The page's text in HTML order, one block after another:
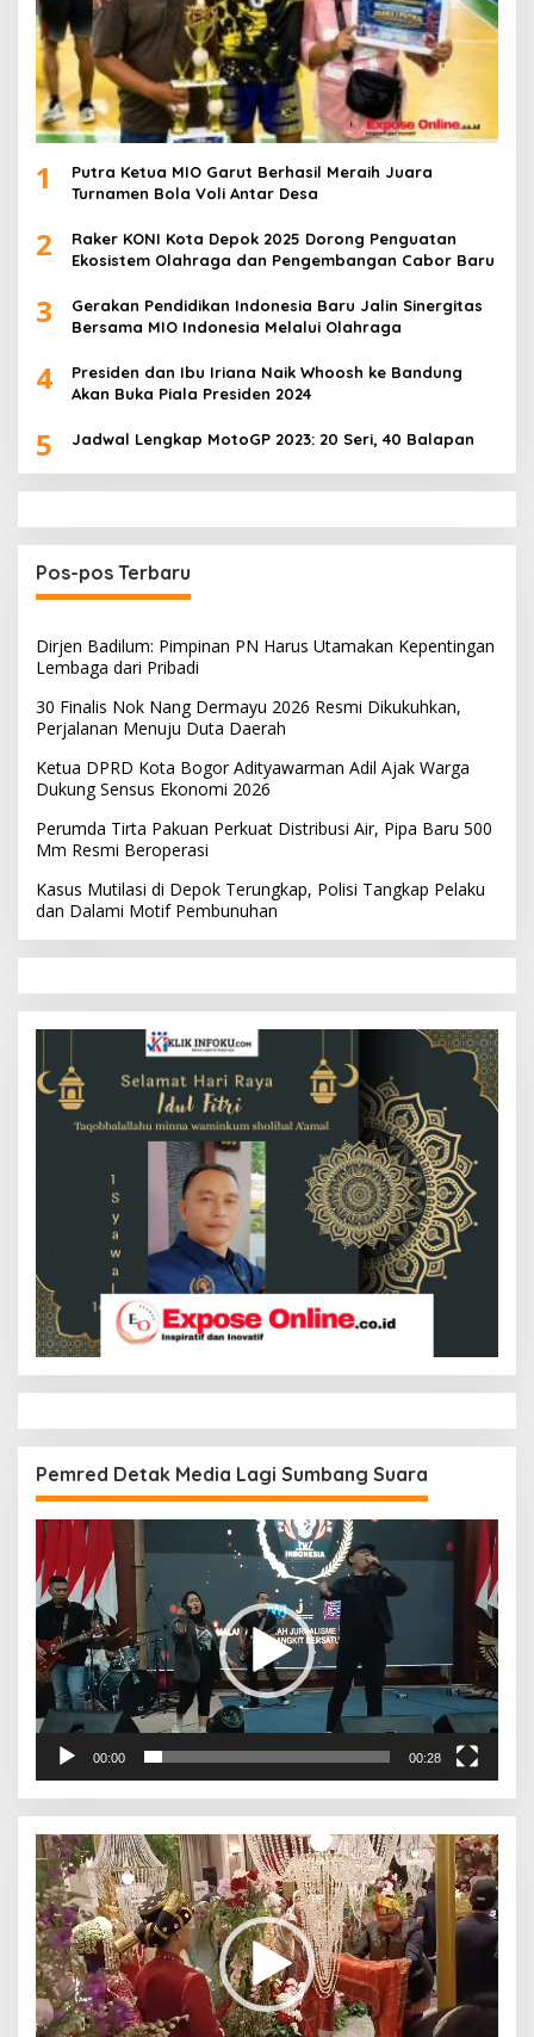
1
Putra Ketua MIO Garut Berhasil Meraih Juara
Turnamen Bola Voli Antar Desa
2
Raker KONI Kota Depok 2025 Dorong Penguatan
Ekosistem Olahraga dan Pengembangan Cabor Baru
3
Gerakan Pendidikan Indonesia Baru Jalin Sinergitas
Bersama MIO Indonesia Melalui Olahraga
4
Presiden dan Ibu Iriana Naik Whoosh ke Bandung
Akan Buka Piala Presiden 2024
5 Jadwal Lengkap MotoGP 2023: 20 Seri, 40 Balapan
Pos-pos Terbaru
Dirjen Badilum: Pimpinan PN Harus Utamakan Kepentingan
Lembaga dari Pribadi
30 Finalis Nok Nang Dermayu 2026 Resmi Dikukuhkan,
Perjalanan Menuju Duta Daerah
Ketua DPRD Kota Bogor Adityawarman Adil Ajak Warga
Dukung Sensus Ekonomi 2026
Perumda Tirta Pakuan Perkuat Distribusi Air, Pipa Baru 500
Mm Resmi Beroperasi
Kasus Mutilasi di Depok Terungkap, Polisi Tangkap Pelaku
dan Dalami Motif Pembunuhan
Pemred Detak Media Lagi Sumbang Suara
Pemutar
00:00 00:28
Pemutar
Video